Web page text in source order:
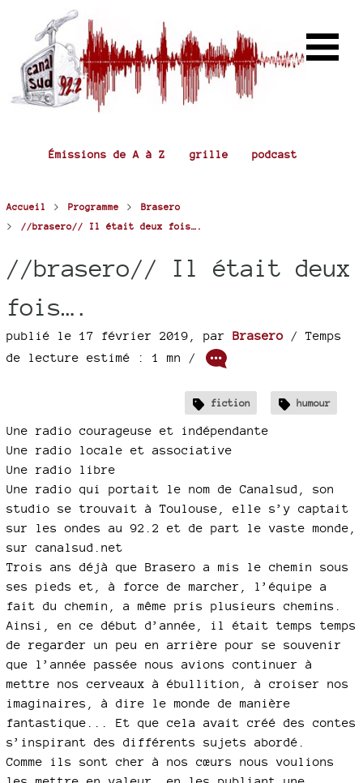
Émissions de A à Z grille podcast
Accueil > Programme > Brasero
> //brasero// Il était deux fois….
//brasero// Il était deux
fois….
publié le 17 février 2019 par Brasero / Temps
de lecture estimé : 1 mn /
fiction humour
Une radio courageuse et indépendante
Une radio locale et associative
Une radio libre
Une radio qui portait le nom de Canalsud, son
studio se trouvait à Toulouse, elle s’y captait
sur les ondes au 92.2 et de part le vaste monde,
sur canalsud.net
Trois ans déjà que Brasero a mis le chemin sous
ses pieds et, à force de marcher, l’équipe a
fait du chemin, a même pris plusieurs chemins.
Ainsi, en ce début d’année, il était temps temps
de regarder un peu en arrière pour se souvenir
que l’année passée nous avions continuer à
mettre nos cerveaux à ébullition, à croiser nos
imaginaires, à dire le monde de manière
fantastique... Et que cela avait créé des contes
s’inspirant des différents sujets abordé.
Comme ils sont cher à nos cœurs nous voulions